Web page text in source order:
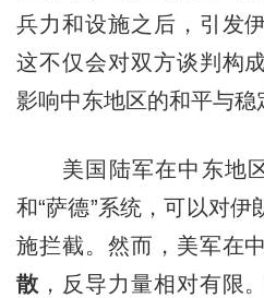
兵力和设施之后，引发
这不仅会对双方谈判构
影响中东地区的和平与稳
美国陆军在中东地区
和“萨德”系统，可以对
施拦截。然而，美军在
散 ，反导力量相对有限